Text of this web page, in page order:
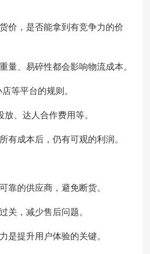
价，是否能拿到有竞争力的价
量、易碎性都会影响物流成本。
等平台的规则。
、达人合作费用等。
有成本后，仍有可观的利润。
靠的供应商，避免断货。
关，减少售后问题。
是提升用户体验的关键。